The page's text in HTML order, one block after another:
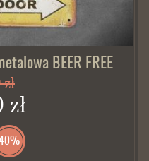
BEER FREE
zł